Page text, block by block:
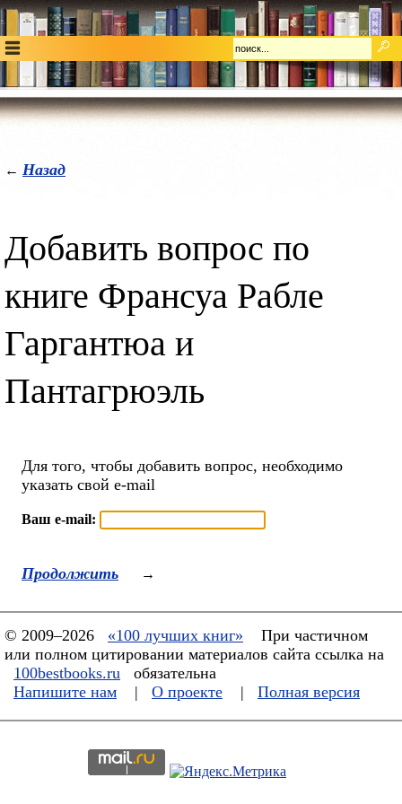
← Назад
Добавить вопрос по
книге Франсуа Рабле
Гаргантюа и
Пантагрюэль
Для того, чтобы добавить вопрос, необходимо
указать свой e-mail
Ваш e-mail:
Продолжить →
© 2009–2026 «100 лучших книг»
При частичном
или полном цитировании материалов сайта ссылка на
100bestbooks.ru
обязательна
Напишите нам
| О проекте | Полная версия